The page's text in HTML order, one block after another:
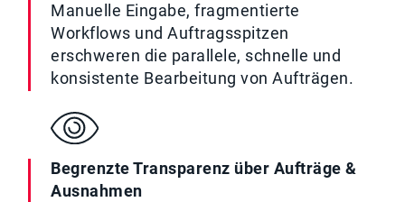
Manuelle Eingabe, fragmentierte
Workflows und Auftragsspitzen
erschweren die parallele, schnelle und
konsistente Bearbeitung von Aufträgen.
Begrenzte Transparenz über Aufträge &
Ausnahmen